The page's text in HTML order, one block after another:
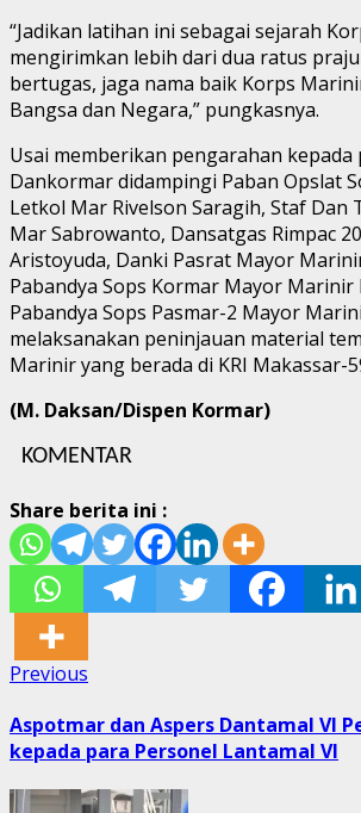
“Jadikan latihan ini sebagai sejarah
mengirimkan lebih dari dua ratus
bertugas, jaga nama baik Korps
Bangsa dan Negara,” pungkasnya.
Usai memberikan pengarahan
Dankormar didampingi Paban Opslat
Letkol Mar Rivelson Saragih, Staf Dan
Mar Sabrowanto, Dansatgas Rimpac
Aristoyuda, Danki Pasrat Mayor
Pabandya Sops Kormar Mayor Marinir
Pabandya Sops Pasmar-2 Mayor
melaksanakan peninjauan material
Marinir yang berada di KRI Makassar-
(M. Daksan/Dispen Kormar)
KOMENTAR
Share berita ini :
Post
navigation
Previous
Aspotmar dan Aspers Dantamal VI
kepada para Personel Lantamal VI